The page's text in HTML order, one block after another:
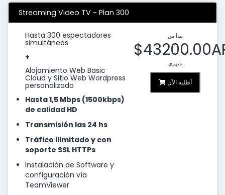
Streaming Video TV - Plan 300
Hasta 300 espectadores
simultáneos
+
Alojamiento Web Basic
Cloud y Sitio Web Wordpress
personalizado
Hasta 1,5 Mbps (1500kbps)
de calidad HD
Transmisión las 24 hs
Tráfico ilimitado y con
soporte SSL HTTPs
Instalación de Software y
configuración vía
TeamViewer
يبدأ من
شهري
أطلبه الآن